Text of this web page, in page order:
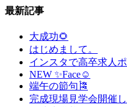
最新記事
大成功🌻
はじめまして。
インスタで高卒求人
NEW ✨Face☺
端午の節句🎏
完成現場見学会開催し